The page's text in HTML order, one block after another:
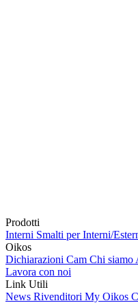
Prodotti
Interni Smalti per Interni/
Oikos
Dichiarazioni Cam Chi siamo
Lavora con noi
Link Utili
News Rivenditori My Oikos